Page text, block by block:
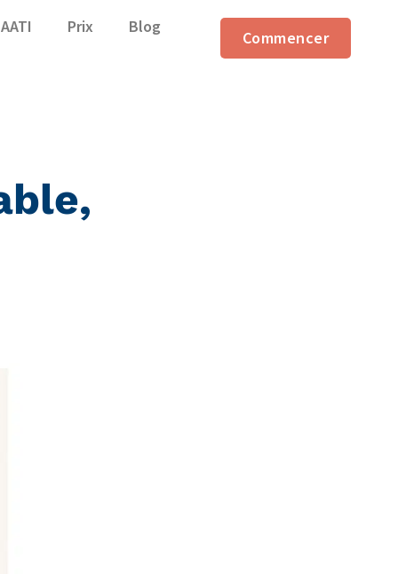
Prix
Blog
Commencer